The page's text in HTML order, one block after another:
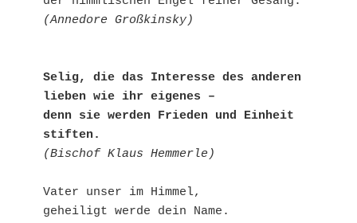
(Annedore Großkinsky)
Selig, die das Interesse des anderen
lieben wie ihr eigenes –
denn sie werden Frieden und Einheit
stiften.
(Bischof Klaus Hemmerle)
Vater unser im Himmel,
geheiligt werde dein Name.